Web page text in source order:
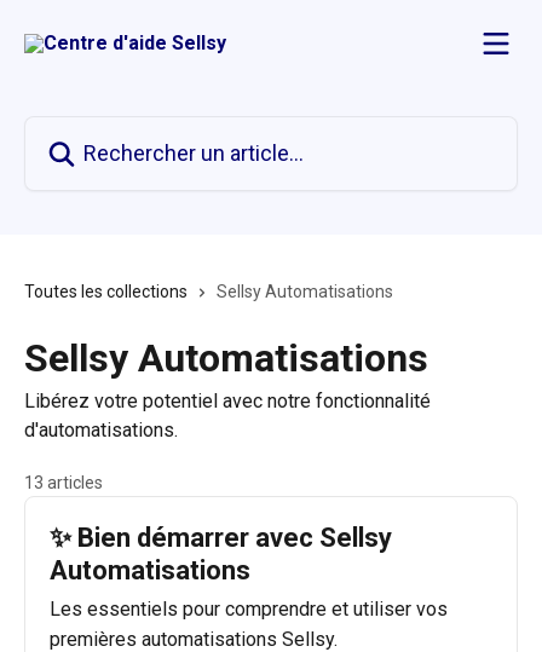
Toutes les collections Sellsy Automatisations
Sellsy Automatisations
Libérez votre potentiel avec notre fonctionnalité
d'automatisations.
13 articles
✨ Bien démarrer avec Sellsy
Automatisations
Les essentiels pour comprendre et utiliser vos
premières automatisations Sellsy.